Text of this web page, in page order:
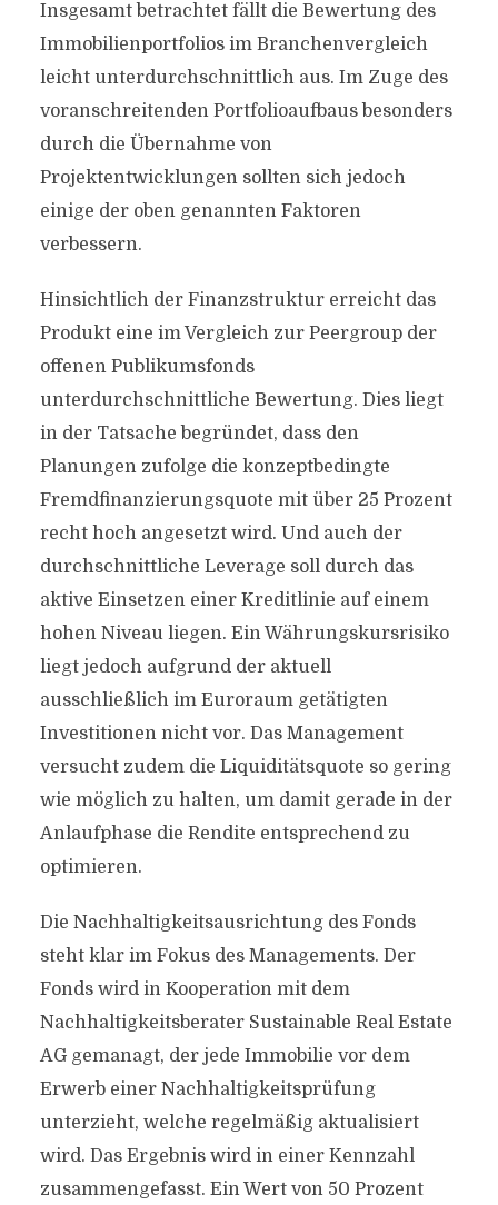
Insgesamt betrachtet fällt die Bewertung des
Immobilienportfolios im Branchenvergleich
leicht unterdurchschnittlich aus. Im Zuge des
voranschreitenden Portfolioaufbaus besonders
durch die Übernahme von
Projektentwicklungen sollten sich jedoch
einige der oben genannten Faktoren
verbessern.
Hinsichtlich der Finanzstruktur erreicht das
Produkt eine im Vergleich zur Peergroup der
offenen Publikumsfonds
unterdurchschnittliche Bewertung. Dies liegt
in der Tatsache begründet, dass den
Planungen zufolge die konzeptbedingte
Fremdfinanzierungsquote mit über 25 Prozent
recht hoch angesetzt wird. Und auch der
durchschnittliche Leverage soll durch das
aktive Einsetzen einer Kreditlinie auf einem
hohen Niveau liegen. Ein Währungskursrisiko
liegt jedoch aufgrund der aktuell
ausschließlich im Euroraum getätigten
Investitionen nicht vor. Das Management
versucht zudem die Liquiditätsquote so gering
wie möglich zu halten, um damit gerade in der
Anlaufphase die Rendite entsprechend zu
optimieren.
Die Nachhaltigkeitsausrichtung des Fonds
steht klar im Fokus des Managements. Der
Fonds wird in Kooperation mit dem
Nachhaltigkeitsberater Sustainable Real Estate
AG gemanagt, der jede Immobilie vor dem
Erwerb einer Nachhaltigkeitsprüfung
unterzieht, welche regelmäßig aktualisiert
wird. Das Ergebnis wird in einer Kennzahl
zusammengefasst. Ein Wert von 50 Prozent